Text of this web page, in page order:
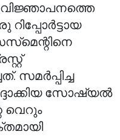
വിജ്ഞാപനത്തെ
സമർപ്പിച്ച
സോഷ്യൽ
വെറും